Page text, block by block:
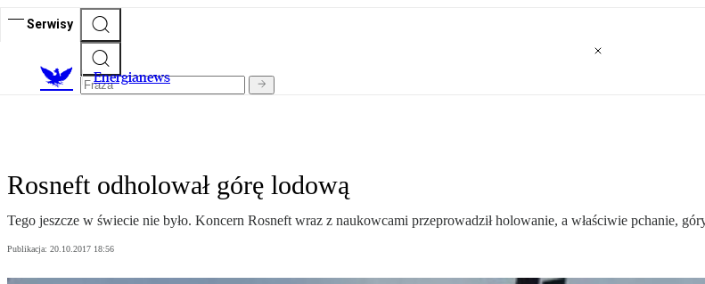
Serwisy
Energianews
Rosneft odholował górę lodową
Tego jeszcze w świecie nie było. Koncern Rosneft wraz z naukowcami przeprowadził holowanie, a właściwie pchanie,
Publikacja: 20.10.2017 18:56